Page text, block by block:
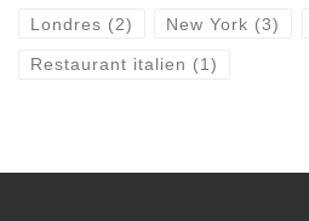
Londres (2) New York (3)
Restaurant italien (1)